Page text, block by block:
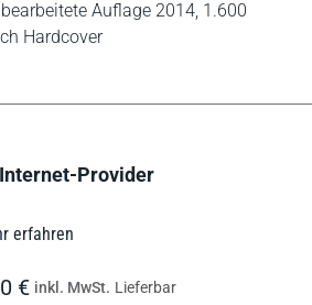
Auflage 2014, 1.600
Hardcover
Provider
erfahren
€ inkl. MwSt. Lieferbar